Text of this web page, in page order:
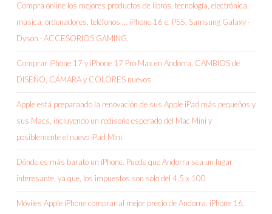
Compra online los mejores productos de libros, tecnología, electrónica,
música, ordenadores, teléfonos … iPhone 16 e. PS5. Samsung Galaxy ·
Dyson · ACCESORIOS GAMING.
Comprar iPhone 17 y iPhone 17 Pro Max en Andorra, CAMBIOS de
DISEÑO, CÁMARA y COLORES nuevos
Apple está preparando la renovación de sus Apple iPad más pequeños y
sus Macs, incluyendo un rediseño esperado del Mac Mini y
posiblemente el nuevo iPad Mini.
Dónde es más barato un iPhone. Puede que Andorra sea un lugar
interesante, ya que, los impuestos son solo del 4,5 x 100
Móviles Apple iPhone comprar al mejor precio de Andorra, iPhone 16,